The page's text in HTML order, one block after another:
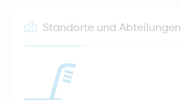
Standorte und Abteilungen